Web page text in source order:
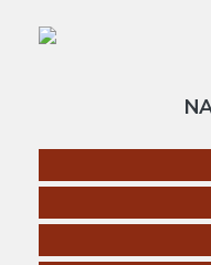
RESIDENCIAL